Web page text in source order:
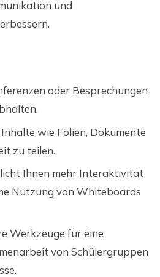
und
oder Besprechungen
wie Folien, Dokumente
zu teilen.
Ihnen mehr Interaktivität
Nutzung von Whiteboards
Werkzeuge für eine
von Schülergruppen